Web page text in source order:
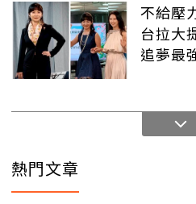
不給壓
台拉大
追夢最
熱門文章